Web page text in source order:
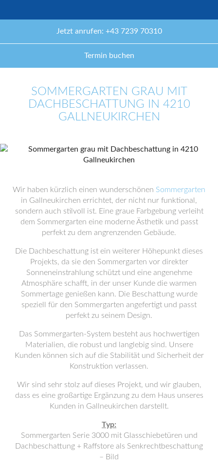
Jetzt anrufen: +43 7239 70310
Termin buchen
SOMMERGARTEN GRAU MIT
DACHBESCHATTUNG IN 4210
GALLNEUKIRCHEN
Wir haben kürzlich einen wunderschönen Sommergarten
in Gallneukirchen errichtet, der nicht nur funktional,
sondern auch stilvoll ist. Eine graue Farbgebung verleiht
dem Sommergarten eine moderne Ästhetik und passt
perfekt zu dem angrenzenden Gebäude.
Die Dachbeschattung ist ein weiterer Höhepunkt dieses
Projekts, da sie den Sommergarten vor direkter
Sonneneinstrahlung schützt und eine angenehme
Atmosphäre schafft, in der unser Kunde die warmen
Sommertage genießen kann. Die Beschattung wurde
speziell für den Sommergarten angefertigt und passt
perfekt zu seinem Design.
Das Sommergarten-System besteht aus hochwertigen
Materialien, die robust und langlebig sind. Unsere
Kunden können sich auf die Stabilität und Sicherheit der
Konstruktion verlassen.
Wir sind sehr stolz auf dieses Projekt, und wir glauben,
dass es eine großartige Ergänzung zu dem Haus unseres
Kunden in Gallneukirchen darstellt.
Typ:
Sommergarten Serie 3000 mit Glasschiebetüren und
Dachbeschattung + Raffstore als Senkrechtbeschattung
– Bild